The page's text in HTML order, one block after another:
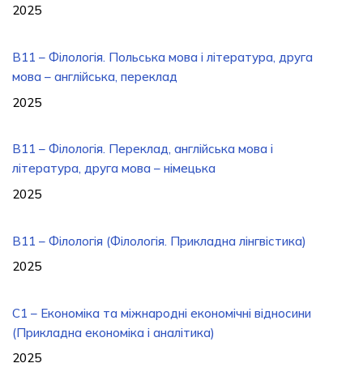
2025
В11 – Філологія. Польська мова і література, друга
мова – англійська, переклад
2025
B11 – Філологія. Переклад, англійська мова і
література, друга мова – німецька
2025
B11 – Філологія (Філологія. Прикладна лінгвістика)
2025
C1 – Економіка та міжнародні економічні відносини
(Прикладна економіка і аналітика)
2025